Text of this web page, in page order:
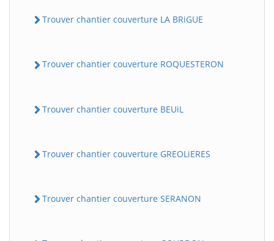
Trouver chantier couverture LA BRiGUE
Trouver chantier couverture ROQUESTERON
Trouver chantier couverture BEUiL
Trouver chantier couverture GREOLiERES
Trouver chantier couverture SERANON